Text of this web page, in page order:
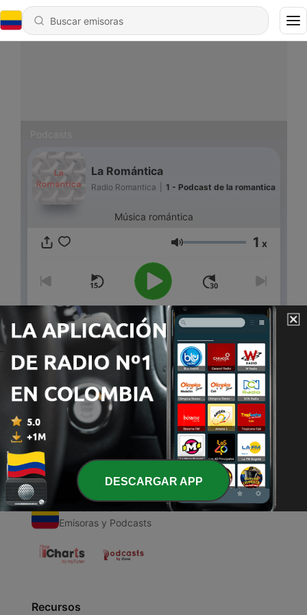
La Romántica
Radio Romantica 1 - Podcast de la romantica
Música romántica
Volumen 1 x
00:00 00:00
Episodios
1 Podcast de la romantica
05 jun. 2021
Emisoras Colombianas
Emisoras y Podcasts
Recursos
DESCARGAR APP